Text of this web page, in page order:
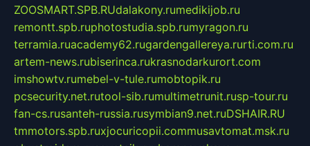
ZOOSMART.SPB.RUdalakony.rumedikijob.ru
remontt.spb.ruphotostudia.spb.rumyragon.ru
terramia.ruacademy62.rugardengallereya.rurti.com.ru
artem-news.rubiserinca.rukrasnodarkurort.com
imshowtv.rumebel-v-tule.rumobtopik.ru
pcsecurity.net.rutool-sib.rumultimetrunit.rusp-tour.ru
fan-cs.rusanteh-russia.rusymbian9.net.ruDSHAIR.RU
tmmotors.spb.ruxjocuricopii.commusavtomat.msk.ru